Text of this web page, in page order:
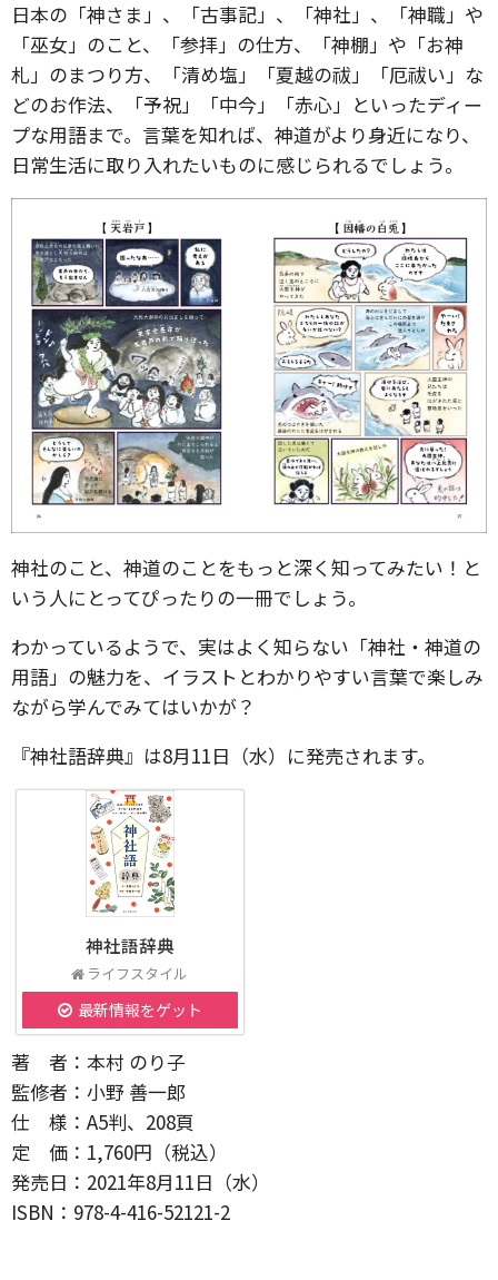
日本の「神さま」、「古事記」、「神社」、「神職」や
「巫女」のこと、「参拝」の仕方、「神棚」や「お神
札」のまつり方、「清め塩」「夏越の祓」「厄祓い」な
どのお作法、「予祝」「中今」「赤心」といったディー
プな用語まで。言葉を知れば、神道がより身近になり、
日常生活に取り入れたいものに感じられるでしょう。
神社のこと、神道のことをもっと深く知ってみたい！と
いう人にとってぴったりの一冊でしょう。
わかっているようで、実はよく知らない「神社・神道の
用語」の魅力を、イラストとわかりやすい言葉で楽しみ
ながら学んでみてはいかが？
『神社語辞典』は8月11日（水）に発売されます。
神社語辞典
ライフスタイル
最新情報をゲット
著 者：本村 のり子
監修者：小野 善一郎
仕 様：A5判、208頁
定 価：1,760円（税込）
発売日：2021年8月11日（水）
ISBN：978-4-416-52121-2